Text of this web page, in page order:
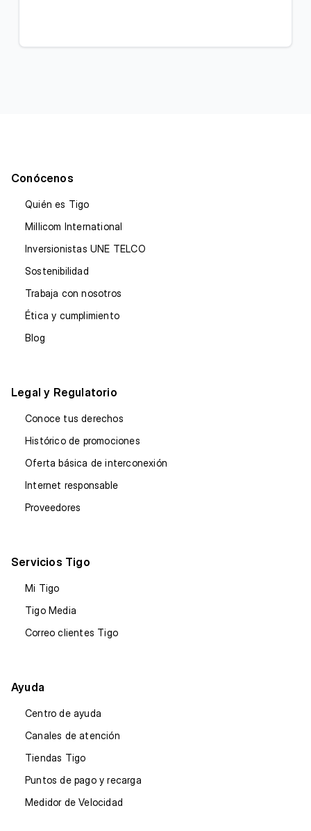
Conócenos
Quién es Tigo
Millicom International
Inversionistas UNE TELCO
Sostenibilidad
Trabaja con nosotros
Ética y cumplimiento
Blog
Legal y Regulatorio
Conoce tus derechos
Histórico de promociones
Oferta básica de interconexión
Internet responsable
Proveedores
Servicios Tigo
Mi Tigo
Tigo Media
Correo clientes Tigo
Ayuda
Centro de ayuda
Canales de atención
Tiendas Tigo
Puntos de pago y recarga
Medidor de Velocidad